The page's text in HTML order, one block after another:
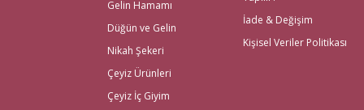
Gelince Alışveriş üzerinden ihtiyacınız olan tüm kına
kına kutuları, ekonomik setler, mezuniyet kına gecesi,
En Eğlenceli Bekarlığa
Bekarlığa veda partisi malzemeleri; büyük gününüzden
kılan ürünlerdir. Tüm gecenin keyifli olmasını sağlayan
Gelin Hamamı
Düğün ve Gelin
Nikah Şekeri
Çeyiz Ürünleri
Çeyiz İç Giyim
İade & Değişim
Kişisel Veriler Politikası